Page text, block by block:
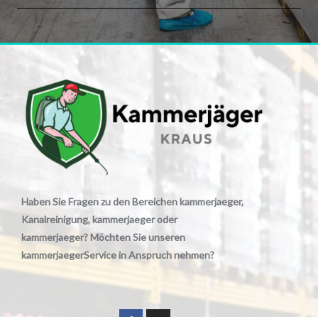
Haben Sie Fragen zu den Bereichen kammerjaeger,
Kanalreinigung, kammerjaeger oder
kammerjaeger? Möchten Sie unseren
kammerjaegerService in Anspruch nehmen?